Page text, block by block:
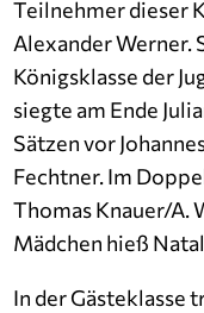
Teilnehmer dieser
Alexander Werner.
Königsklasse der
siegte am Ende
Sätzen vor
Fechtner. Im
Thomas Knauer/A.
Mädchen hieß
In der Gästeklasse